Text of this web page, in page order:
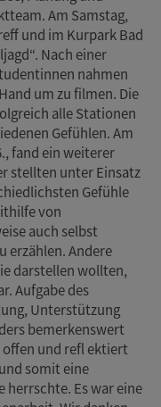
Am Samstag,
und im Kurpark Bad
Nach einer
nahmen
um zu filmen. Die
alle Stationen
Gefühlen. Am
fand ein weiterer
stellten unter Einsatz
Gefühle
von
auch selbst
erzählen. Andere
darstellen wollten,
Aufgabe des
Unterstützung
bemerkenswert
offen und refl ektiert
somit eine
herrschte. Es war eine